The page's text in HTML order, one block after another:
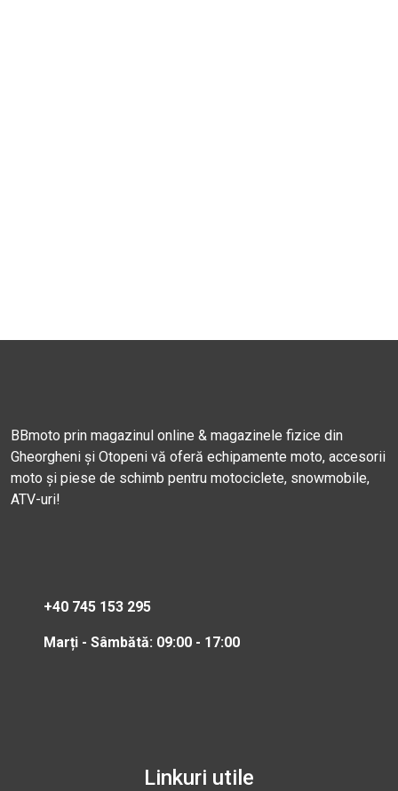
BBmoto prin magazinul online & magazinele fizice din
Gheorgheni și Otopeni vă oferă echipamente moto, accesorii
moto și piese de schimb pentru motociclete, snowmobile,
ATV-uri!
+40 745 153 295
Marți - Sâmbătă: 09:00 - 17:00
Linkuri utile